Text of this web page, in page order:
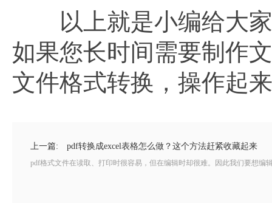
以上就是小编给大家
如果您长时间需要制作
文件格式转换，操作起
上一篇: pdf转换成excel表格怎么做？这个方法赶紧收藏起来
pdf格式文件在读取、打印时很容易，但在编辑时却很难。因此我们要想编